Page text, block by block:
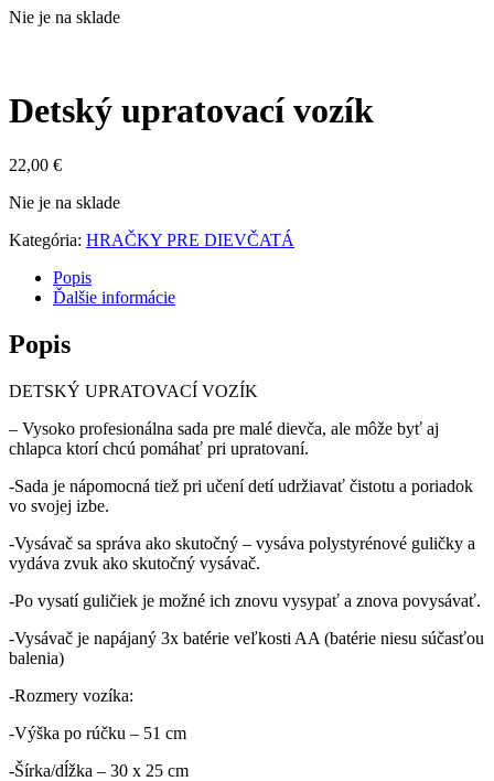
Nie je na sklade
Detský upratovací vozík
22,00 €
Nie je na sklade
Kategória: HRAČKY PRE DIEVČATÁ
Popis
Ďalšie informácie
Popis
DETSKÝ UPRATOVACÍ VOZÍK
– Vysoko profesionálna sada pre malé dievča, ale môže byť aj
chlapca ktorí chcú pomáhať pri upratovaní.
-Sada je nápomocná tiež pri učení detí udržiavať čistotu a poriadok
vo svojej izbe.
-Vysávač sa správa ako skutočný – vysáva polystyrénové guličky a
vydáva zvuk ako skutočný vysávač.
-Po vysatí guličiek je možné ich znovu vysypať a znova povysávať.
-Vysávač je napájaný 3x batérie veľkosti AA (batérie niesu súčasťou
balenia)
-Rozmery vozíka:
-Výška po rúčku – 51 cm
-Šírka/dĺžka – 30 x 25 cm